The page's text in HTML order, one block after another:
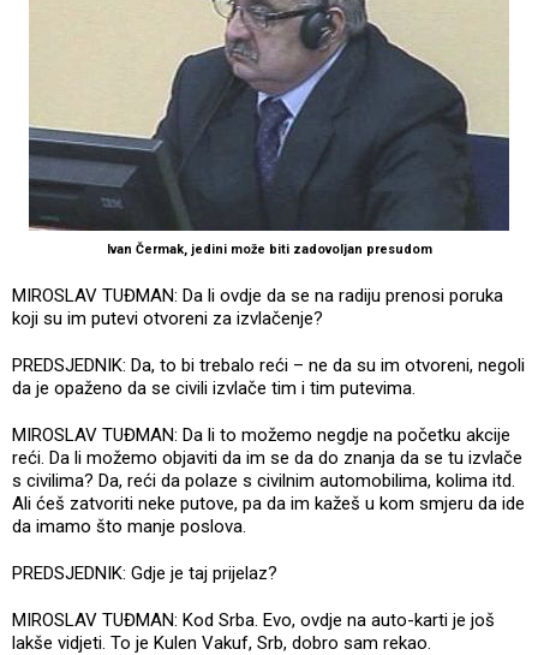
Ivan Čermak, jedini može biti zadovoljan presudom
MIROSLAV TUĐMAN: Da li ovdje da se na radiju prenosi poruka
koji su im putevi otvoreni za izvlačenje?
PREDSJEDNIK: Da, to bi trebalo reći – ne da su im otvoreni, negoli
da je opaženo da se civili izvlače tim i tim putevima.
MIROSLAV TUĐMAN: Da li to možemo negdje na početku akcije
reći. Da li možemo objaviti da im se da do znanja da se tu izvlače
s civilima? Da, reći da polaze s civilnim automobilima, kolima itd.
Ali ćeš zatvoriti neke putove, pa da im kažeš u kom smjeru da ide
da imamo što manje poslova.
PREDSJEDNIK: Gdje je taj prijelaz?
MIROSLAV TUĐMAN: Kod Srba. Evo, ovdje na auto-karti je još
lakše vidjeti. To je Kulen Vakuf, Srb, dobro sam rekao.